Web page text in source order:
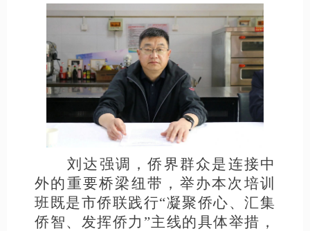
刘达强调，侨界群众是连接中
外的重要桥梁纽带，举办本次培训
班既是市侨联践行“凝聚侨心、汇集
侨智、发挥侨力”主线的具体举措，